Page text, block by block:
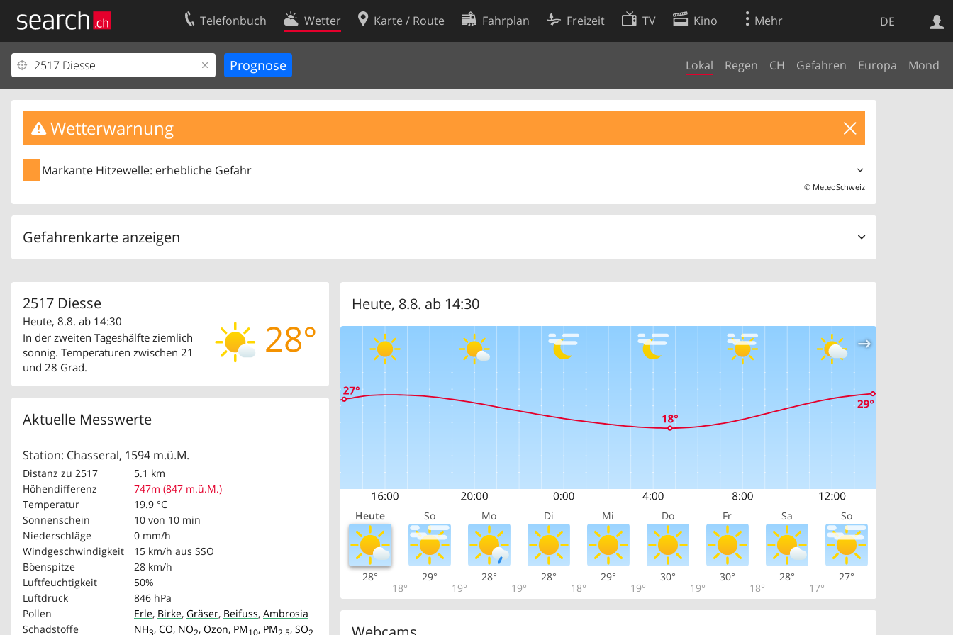
DE
Telefonbuch Wetter Karte / Route Fahrplan Freizeit TV Kino Mehr
Lokal Regen CH Gefahren Europa Mond
Wetterwarnung
Markante Hitzewelle: erhebliche Gefahr
© MeteoSchweiz
Gefahrenkarte anzeigen
2517 Diesse
28°
Heute, 8.8. ab 14:30
In der zweiten Tageshälfte ziemlich
sonnig. Temperaturen zwischen 21
und 28 Grad.
Aktuelle Messwerte
Station: Chasseral, 1594 m.ü.M.
Distanz zu 2517
5.1 km
Höhendifferenz
747m (847 m.ü.M.)
Temperatur
19.9 °C
Sonnenschein
10 von 10 min
Niederschläge
0 mm/h
Windgeschwindigkeit
15 km/h aus SSO
Böenspitze
28 km/h
Luftfeuchtigkeit
50%
Luftdruck
846 hPa
Pollen
Erle, Birke, Gräser, Beifuss, Ambrosia
Schadstoffe
NH3, CO, NO2, Ozon, PM10, PM2.5, SO2
Heute, 8.8. ab 14:30
Heute So Mo Di Mi Do Fr Sa So
28°
18°
29°
19°
28°
19°
28°
18°
29°
19°
30°
19°
30°
18°
28°
17°
27°
Websuche
Ihr Eintrag
Kundencenter Geschäftskunden
Impressum
Kontakt
Nutzungsbedingungen
Datenschutzerklärung
Cookie-Einstellungen
Entwickler